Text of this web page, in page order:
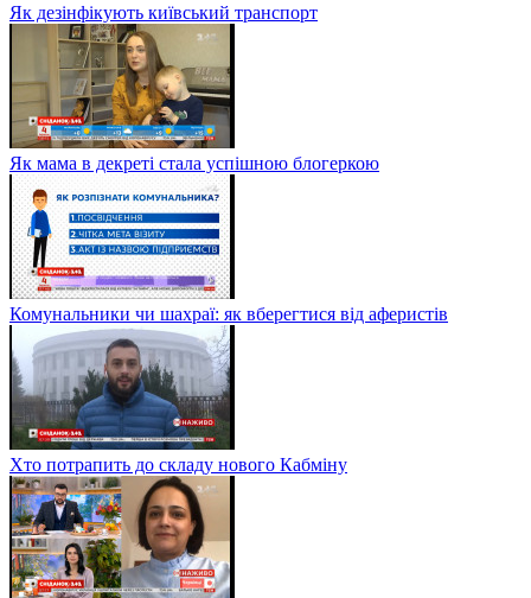
Як дезінфікують київський транспорт
Як мама в декреті стала успішною блогеркою
Комунальники чи шахраї: як вберегтися від аферистів
Хто потрапить до складу нового Кабміну